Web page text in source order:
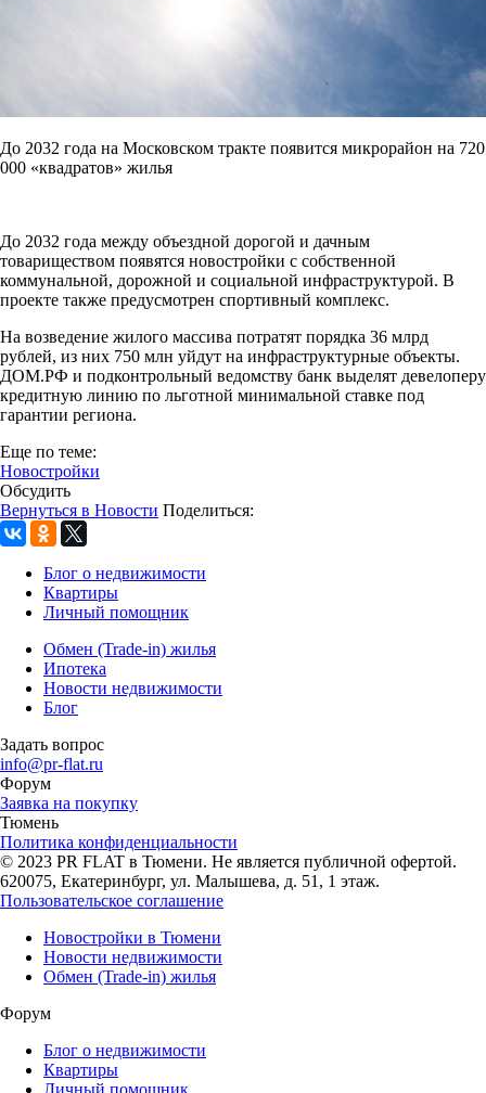
До 2032 года на Московском тракте появится микрорайон на 720
000 «квадратов» жилья
До 2032 года между объездной дорогой и дачным
товариществом появятся новостройки с собственной
коммунальной, дорожной и социальной инфраструктурой. В
проекте также предусмотрен спортивный комплекс.
На возведение жилого массива потратят порядка 36 млрд
рублей, из них 750 млн уйдут на инфраструктурные объекты.
ДОМ.РФ и подконтрольный ведомству банк выделят девелоперу
кредитную линию по льготной минимальной ставке под
гарантии региона.
Еще по теме:
Новостройки
Обсудить
Вернуться в Новости Поделиться:
Блог о недвижимости
Квартиры
Личный помощник
Обмен (Trade-in) жилья
Ипотека
Новости недвижимости
Блог
Задать вопрос
info@pr-flat.ru
Форум
Заявка на покупку
Тюмень
Политика конфиденциальности
© 2023 PR FLAT в Тюмени. Не является публичной офертой.
620075, Екатеринбург, ул. Малышева, д. 51, 1 этаж.
Пользовательское соглашение
Новостройки в Тюмени
Новости недвижимости
Обмен (Trade-in) жилья
Форум
Блог о недвижимости
Квартиры
Личный помощник